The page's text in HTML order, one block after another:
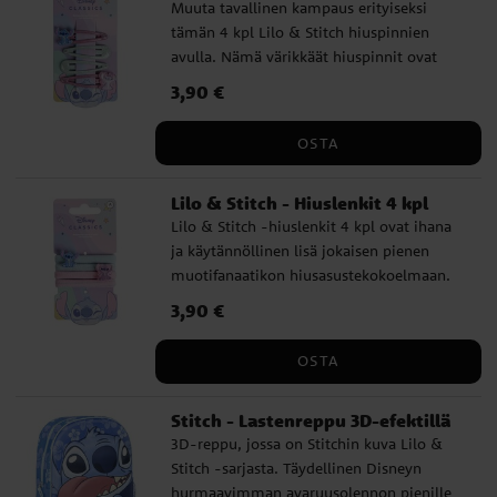
✔️ Halkaisija: noin 71 cm ✔️ Materiaali: PoE
ja lasikuitu ✔️ Virallisesti lisensoitu tuote
Muuta tavallinen kampaus erityiseksi
tämän 4 kpl Lilo & Stitch hiuspinnien
avulla. Nämä värikkäät hiuspinnit ovat
ne ovat ihana lahja jokaiselle Stitch-
Hinta :3,90 €
3,90 €
OSTA
Lilo & Stitch - Hiuslenkit 4 kpl
Lilo & Stitch -hiuslenkit 4 kpl ovat ihana
ja käytännöllinen lisä jokaisen pienen
muotifanaatikon hiusasustekokoelmaan.
eri väreissä – suositun Lilo & Stitch -
Hinta :3,90 €
3,90 €
OSTA
Stitch - Lastenreppu 3D-efektillä
3D-reppu, jossa on Stitchin kuva Lilo &
Stitch -sarjasta. Täydellinen Disneyn
hurmaavimman avaruusolennon pienille